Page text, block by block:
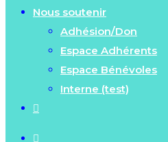
Nous soutenir
Adhésion/Don
Espace Adhérents
Espace Bénévoles
Interne (test)